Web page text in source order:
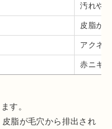
汚れや
皮脂が
アクネ
赤ニキ
す。
脂が毛穴から排出され